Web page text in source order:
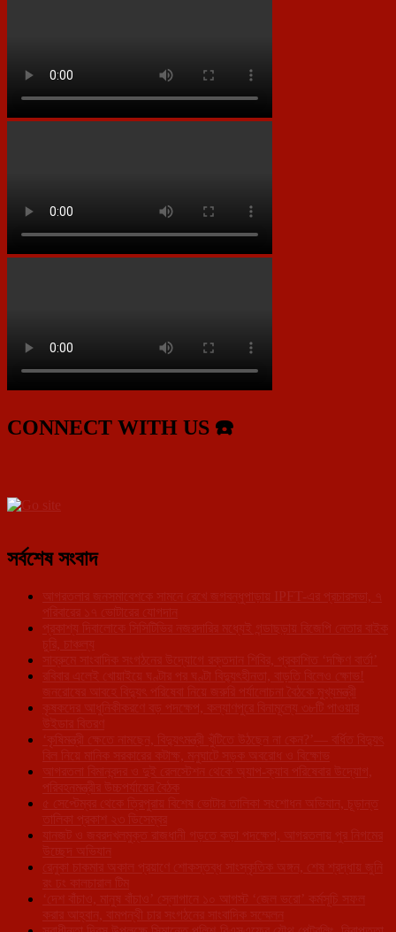
CONNECT WITH US ☎️
সর্বশেষ সংবাদ
আগরতলার জনসমাবেশকে সামনে রেখে জগবন্ধুপাড়ায় IPFT-এর প্রচারসভা, ৭
পরিবারের ১৭ ভোটারের যোগদান
প্রকাশ্য দিবালোকে সিসিটিভির নজরদারির মধ্যেই গন্ডাছড়ায় বিজেপি নেতার বাইক
চুরি, চাঞ্চল্য
সাব্রুমে সাংবাদিক সংগঠনের উদ্যোগে রক্তদান শিবির, প্রকাশিত ‘দক্ষিণ বার্তা’
রবিবার এলেই খোয়াইয়ে ঘণ্টার পর ঘণ্টা বিদ্যুৎহীনতা, বাড়তি বিলেও ক্ষোভ!
জনরোষের আবহে বিদ্যুৎ পরিষেবা নিয়ে জরুরি পর্যালোচনা বৈঠকে মুখ্যমন্ত্রী
কৃষকদের আধুনিকীকরণে বড় পদক্ষেপ, কল্যাণপুরে বিনামূল্যে ৩৮টি পাওয়ার
উইডার বিতরণ
‘কৃষিমন্ত্রী ক্ষেতে নামছেন, বিদ্যুৎমন্ত্রী খুঁটিতে উঠছেন না কেন?’— বর্ধিত বিদ্যুৎ
বিল নিয়ে মানিক সরকারের কটাক্ষ, মনুঘাটে সড়ক অবরোধ ও বিক্ষোভ
আগরতলা বিমানবন্দর ও দুই রেলস্টেশন থেকে অ্যাপ-ক্যাব পরিষেবার উদ্যোগ,
পরিবহনমন্ত্রীর উচ্চপর্যায়ের বৈঠক
৫ সেপ্টেম্বর থেকে ত্রিপুরায় বিশেষ ভোটার তালিকা সংশোধন অভিযান, চূড়ান্ত
তালিকা প্রকাশ ২৩ ডিসেম্বর
যানজট ও জবরদখলমুক্ত রাজধানী গড়তে কড়া পদক্ষেপ, আগরতলায় পুর নিগমের
উচ্ছেদ অভিযান
রেনুকা চাকমার অকাল প্রয়াণে শোকস্তব্ধ সাংস্কৃতিক অঙ্গন, শেষ শ্রদ্ধায় জুনি
রং ঢং কালচারাল টিম
‘দেশ বাঁচাও, মানুষ বাঁচাও’ স্লোগানে ১০ আগস্ট ‘জেল ভরো’ কর্মসূচি সফল
করার আহ্বান, বামপন্থী চার সংগঠনের সাংবাদিক সম্মেলন